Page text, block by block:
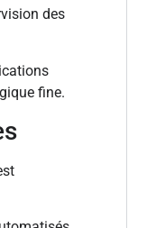
des
fine.